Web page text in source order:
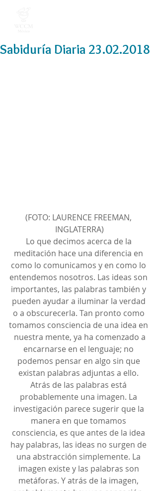
Sabiduría Diaria 23.02.2018
(FOTO: LAURENCE FREEMAN,
INGLATERRA)
Lo que decimos acerca de la
meditación hace una diferencia en
como lo comunicamos y en como lo
entendemos nosotros. Las ideas son
importantes, las palabras también y
pueden ayudar a iluminar la verdad
o a obscurecerla. Tan pronto como
tomamos consciencia de una idea en
nuestra mente, ya ha comenzado a
encarnarse en el lenguaje; no
podemos pensar en algo sin que
existan palabras adjuntas a ello.
Atrás de las palabras está
probablemente una imagen. La
investigación parece sugerir que la
manera en que tomamos
consciencia, es que antes de la idea
hay palabras, las ideas no surgen de
una abstracción simplemente. La
imagen existe y las palabras son
metáforas. Y atrás de la imagen,